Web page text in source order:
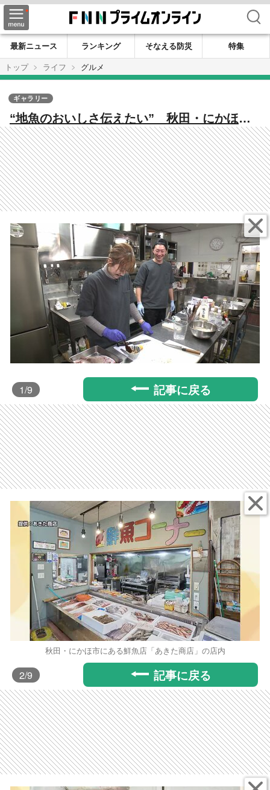
検索
最新ニュース ランキング そなえる防災
特集
トップ
ライフ グルメ
“地魚のおいしさ伝えたい” 秋田・にかほ市
で「おさかな処 どうらく」開業 鮮魚店の思
い受け継ぐ幼なじみ2人の挑戦 象潟の海の恵
みを発信する新拠点
ギャラリー
1/9 記事に戻る
秋田・にかほ市にある鮮魚店「あきた商店」の店内
2/9 記事に戻る